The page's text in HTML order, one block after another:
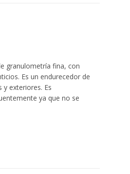
granulometría fina, con
Es un endurecedor de
exteriores. Es
ya que no se